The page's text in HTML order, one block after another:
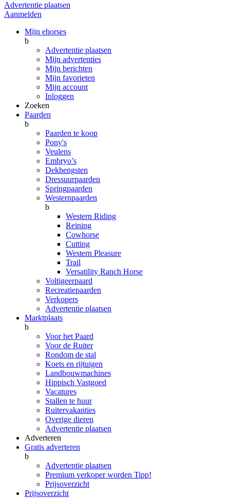
Advertentie plaatsen
Aanmelden
Mijn ehorses
b
Advertentie plaatsen
Mijn advertenties
Mijn berichten
Mijn favorieten
Mijn account
Inloggen
Zoeken
Paarden
b
Paarden te koop
Pony's
Veulens
Embryo’s
Dekhengsten
Dressuurpaarden
Springpaarden
Westernpaarden
b
Western Riding
Reining
Cowhorse
Cutting
Western Pleasure
Trail
Versatility Ranch Horse
Voltigeerpaard
Recreatiepaarden
Verkopers
Advertentie plaatsen
Marktplaats
b
Voor het Paard
Voor de Ruiter
Rondom de stal
Koets en rijtuigen
Landbouwmachines
Hippisch Vastgoed
Vacatures
Stallen te huur
Ruitervakanties
Overige dieren
Advertentie plaatsen
Adverteren
Gratis adverteren
b
Advertentie plaatsen
Premium verkoper worden Tipp!
Prijsoverzicht
Prijsoverzicht